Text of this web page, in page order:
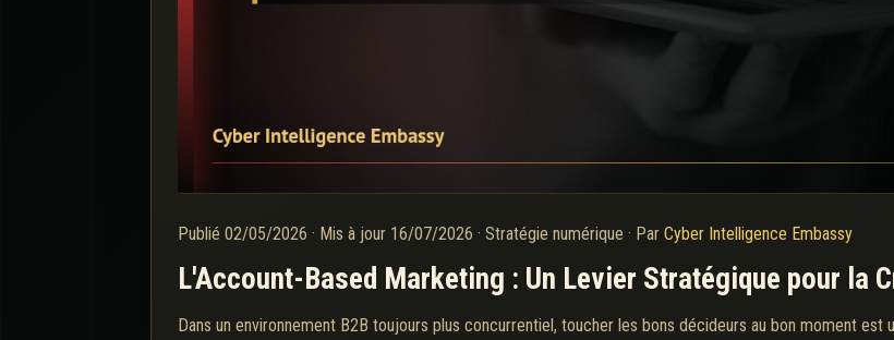
Publié 02/05/2026 · Mis à jour 16/07/2026 · Stratégie numérique · Par Cyber Intelligence Embassy
L'Account-Based Marketing : Un Levier Stratégique pour la
Dans un environnement B2B toujours plus concurrentiel, toucher les bons décideurs au bon moment est